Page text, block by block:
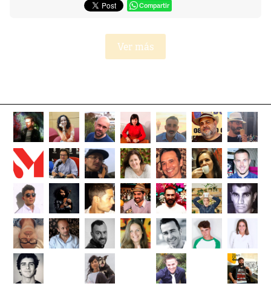
Compartir
Ver más